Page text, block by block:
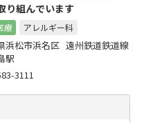
り組んでいます
療 アレルギー科
浜松市浜名区 遠州鉄道鉄道線
駅
3111